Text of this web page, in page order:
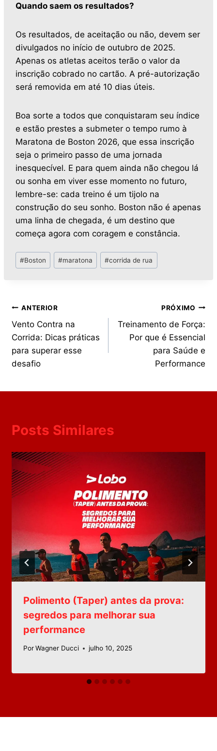
Quando saem os resultados?
Os resultados, de aceitação ou não, devem ser
divulgados no início de outubro de 2025.
Apenas os atletas aceitos terão o valor da
inscrição cobrado no cartão. A pré-autorização
será removida em até 10 dias úteis.
Boa sorte a todos que conquistaram seu índice
e estão prestes a submeter o tempo rumo à
Maratona de Boston 2026, que essa inscrição
seja o primeiro passo de uma jornada
inesquecível. E para quem ainda não chegou lá
ou sonha em viver esse momento no futuro,
lembre-se: cada treino é um tijolo na
construção do seu sonho. Boston não é apenas
uma linha de chegada, é um destino que
começa agora com coragem e constância.
#Boston #maratona #corrida de rua
ANTERIOR
Vento Contra na
Corrida: Dicas práticas
para superar esse
desafio
PRÓXIMO
Treinamento de Força:
Por que é Essencial
para Saúde e
Performance
Posts Similares
Polimento (Taper) antes da prova:
segredos para melhorar sua
performance
PorWagner Ducci julho 10, 2025